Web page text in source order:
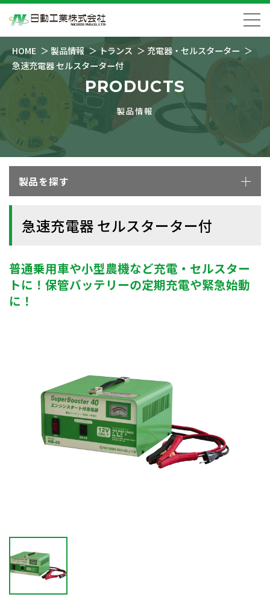
HOME 製品情報 トランス
充電器・セルスターター
急速充電器 セルスターター付
PRODUCTS
製品情報
製品を探す
急速充電器 セルスターター付
普通乗用車や小型農機など充電・セルスター
トに！保管バッテリーの定期充電や緊急始動
に！